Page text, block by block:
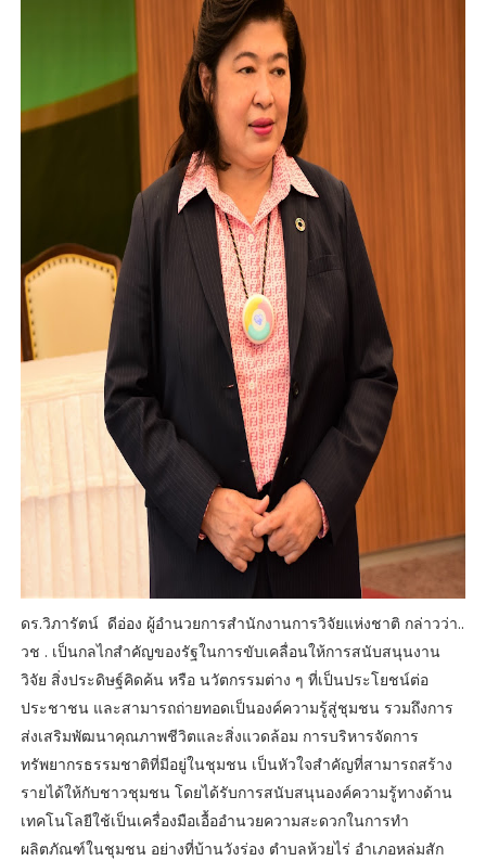
ดร.วิภารัตน์ ดีอ่อง ผู้อำนวยการสำนักงานการวิจัยแห่งชาติ กล่าวว่า..
วช . เป็นกลไกสำคัญของรัฐในการขับเคลื่อนให้การสนับสนุนงาน
วิจัย สิ่งประดิษฐ์คิดค้น หรือ นวัตกรรมต่าง ๆ ที่เป็นประโยชน์ต่อ
ประชาชน และสามารถถ่ายทอดเป็นองค์ความรู้สู่ชุมชน รวมถึงการ
ส่งเสริมพัฒนาคุณภาพชีวิตและสิ่งแวดล้อม การบริหารจัดการ
ทรัพยากรธรรมชาติที่มีอยู่ในชุมชน เป็นหัวใจสำคัญที่สามารถสร้าง
รายได้ให้กับชาวชุมชน โดยได้รับการสนับสนุนองค์ความรู้ทางด้าน
เทคโนโลยีใช้เป็นเครื่องมือเอื้ออำนวยความสะดวกในการทำ
ผลิตภัณฑ์ในชุมชน อย่างที่บ้านวังร่อง ตำบลห้วยไร่ อำเภอหล่มสัก